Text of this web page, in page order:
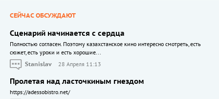
СЕЙЧАС ОБСУЖДАЮТ
Сценарий начинается с сердца
Полностью согласен. Поэтому казахстанское кино интересно смотреть, есть
сюжет, есть уроки и есть хорошие...
Stanislav
28 Апреля 11:13
Пролетая над ласточкиным гнездом
https://adessobistro.net/